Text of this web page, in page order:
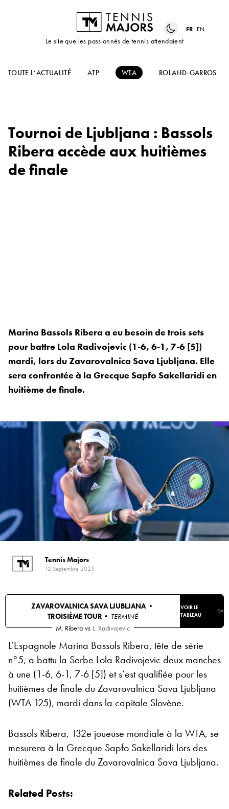
Le site que les passionnés de tennis attendaient
FR EN
TOUTE L’ACTUALITÉ ATP WTA ROLAND-GARROS
Tournoi de Ljubljana : Bassols
Ribera accède aux huitièmes
de finale
Marina Bassols Ribera a eu besoin de trois sets
pour battre Lola Radivojevic (1-6, 6-1, 7-6 [5])
mardi, lors du Zavarovalnica Sava Ljubljana. Elle
sera confrontée à la Grecque Sapfo Sakellaridi en
huitième de finale.
Tennis Majors
12 Septembre 2023
ZAVAROVALNICA SAVA LJUBLJANA •
TROISIÈME TOUR • TERMINÉ
VOIR LE
TABLEAU
M. Ribera vs L. Radivojevic
L’Espagnole Marina Bassols Ribera, tête de série
n°5, a battu la Serbe Lola Radivojevic deux manches
à une (1-6, 6-1, 7-6 [5]) et s’est qualifiée pour les
huitièmes de finale du Zavarovalnica Sava Ljubljana
(WTA 125), mardi dans la capitale Slovène.
Bassols Ribera, 132e joueuse mondiale à la WTA, se
mesurera à la Grecque Sapfo Sakellaridi lors des
huitièmes de finale du Zavarovalnica Sava Ljubljana.
Related Posts: